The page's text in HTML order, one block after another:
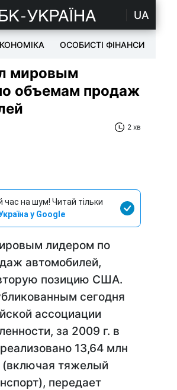
UA
ОСОБИСТІ ФІНАНСИ
мировым
объемам продаж
2 хв
час на шум! Читай тільки
у Google
лидером по
автомобилей,
позицию США.
сегодня
ассоциации
за 2009 г. в
13,64 млн
(включая тяжелый
передает